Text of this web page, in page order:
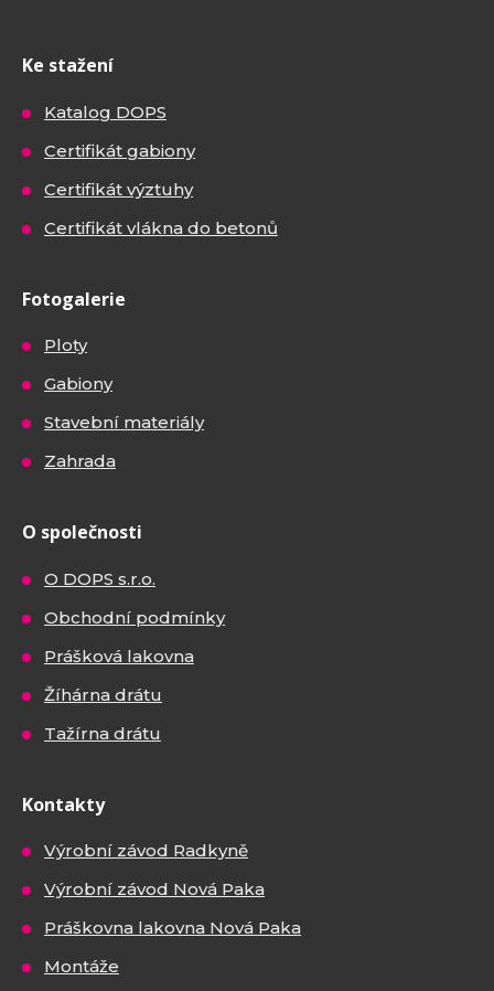
Ke stažení
Katalog DOPS
Certifikát gabiony
Certifikát výztuhy
Certifikát vlákna do betonů
Fotogalerie
Ploty
Gabiony
Stavební materiály
Zahrada
O společnosti
O DOPS s.r.o.
Obchodní podmínky
Prášková lakovna
Žíhárna drátu
Tažírna drátu
Kontakty
Výrobní závod Radkyně
Výrobní závod Nová Paka
Práškovna lakovna Nová Paka
Montáže